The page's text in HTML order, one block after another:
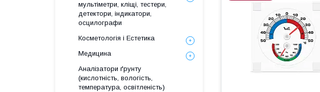
мультіметри, кліщі, тестери,
детектори, індикатори,
осцилографи
Косметологія і Естетика
Медицина
Аналізатори ґрунту
(кислотність, вологість,
температура, освітленість)